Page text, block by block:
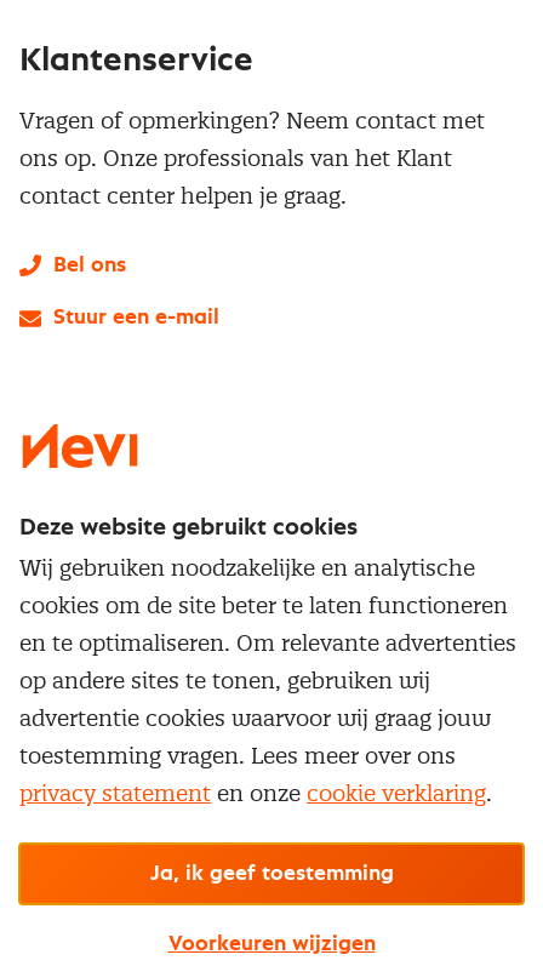
Service & contact
Over inkoop
Netwerk en communities
Aanmelden nieuwsbrief
Word lid van Nevi
Inkoop vacatures
Opzeggen lidmaatschap
Populaire thema's
Aanbesteden
Contractmanagement
Kostenmanagement
Onderhandelen
Supply management
Opleidingen en trainingen
Trainingen
Opleidingen
Maatwerk
Vrijstellingen
Klantenservice
Vragen of opmerkingen? Neem contact met
ons op. Onze professionals van het Klant
contact center helpen je graag.
Bel ons
Stuur een e-mail
Cookievoorkeuren beherenOnzealgemene
© Nevi.nl
Deze website gebruikt cookies
Wij gebruiken noodzakelijke en analytische
cookies om de site beter te laten functioneren
en te optimaliseren. Om relevante advertenties
op andere sites te tonen, gebruiken wij
advertentie cookies waarvoor wij graag jouw
toestemming vragen. Lees meer over ons
privacy statement en onze cookie verklaring.
Ja, ik geef toestemming
Voorkeuren wijzigen